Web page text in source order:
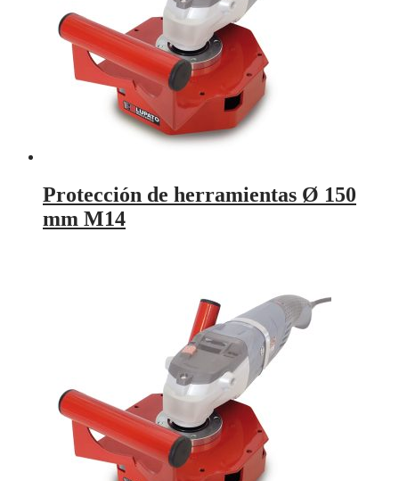
Protección de herramientas Ø 150
mm M14